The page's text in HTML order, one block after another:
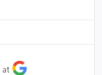
at